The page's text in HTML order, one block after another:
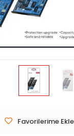
Favorilerime Ekle